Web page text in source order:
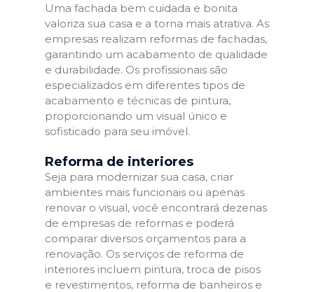
Uma fachada bem cuidada e bonita
valoriza sua casa e a torna mais atrativa. As
empresas realizam reformas de fachadas,
garantindo um acabamento de qualidade
e durabilidade. Os profissionais são
especializados em diferentes tipos de
acabamento e técnicas de pintura,
proporcionando um visual único e
sofisticado para seu imóvel.
Reforma de interiores
Seja para modernizar sua casa, criar
ambientes mais funcionais ou apenas
renovar o visual, você encontrará dezenas
de empresas de reformas e poderá
comparar diversos orçamentos para a
renovação. Os serviços de reforma de
interiores incluem pintura, troca de pisos
e revestimentos, reforma de banheiros e